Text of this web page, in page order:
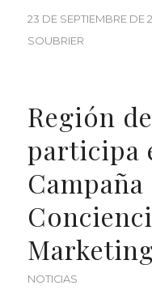
23 DE SEPTIEMBRE DE
SOUBRIER
Región
participa
Campaña
NOTICIAS